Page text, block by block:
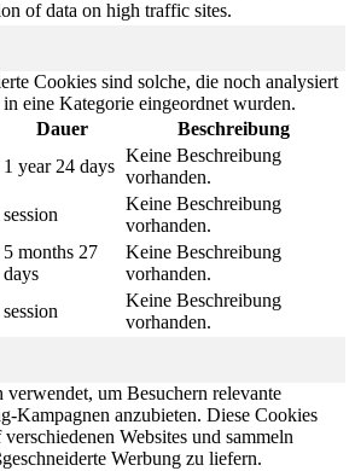
of data on high traffic sites.
Cookies sind solche, die noch analysiert
eine Kategorie eingeordnet wurden.
Dauer
Beschreibung
1 year 24 days
Keine Beschreibung
vorhanden.
session
Keine Beschreibung
vorhanden.
5 months 27
days
Keine Beschreibung
vorhanden.
session
Keine Beschreibung
vorhanden.
um Besuchern relevante
Kampagnen anzubieten. Diese Cookies
Websites und sammeln
Werbung zu liefern.